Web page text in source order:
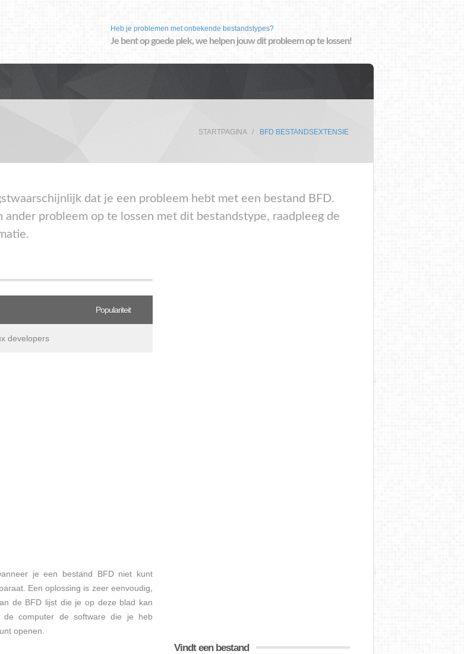
Heb je problemen met onbekende bestandstypes?
Je bent op goede plek, we helpen jouw dit probleem op te lossen!
STARTPAGINA BFD BESTANDSEXTENSIE
dat je een probleem hebt met een bestand BFD.
probleem op te lossen met dit bestandstype, raadpleeg de
Populariteit
developers
je een bestand BFD niet kunt
Een oplossing is zeer eenvoudig,
de BFD lijst die je op deze blad kan
computer de software die je heb
openen.
Vindt een bestand